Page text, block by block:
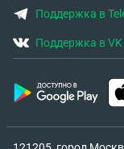
Поддержка в
Поддержка в VK